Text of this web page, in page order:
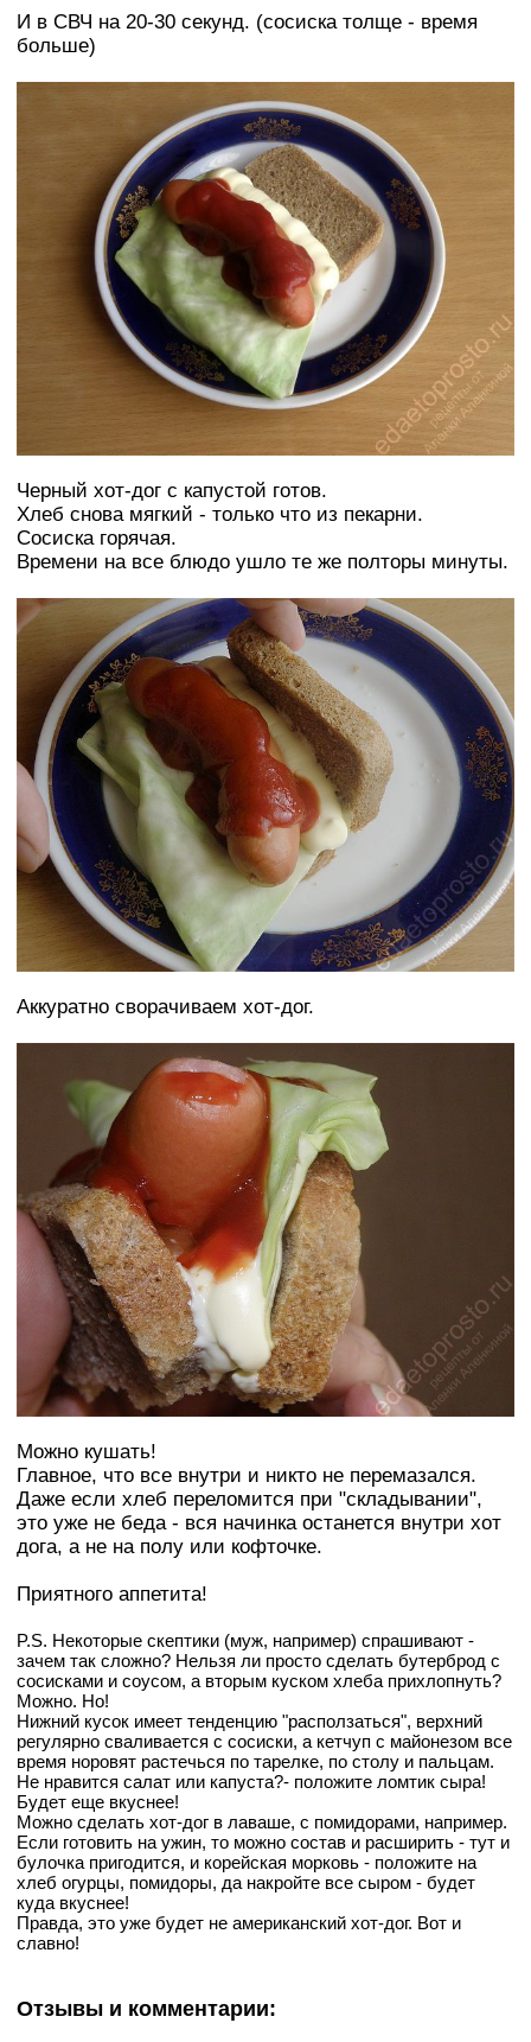
И в СВЧ на 20-30 секунд. (сосиска толще - время
больше)
Черный хот-дог с капустой готов.
Хлеб снова мягкий - только что из пекарни.
Сосиска горячая.
Времени на все блюдо ушло те же полторы минуты.
Аккуратно сворачиваем хот-дог.
Можно кушать!
Главное, что все внутри и никто не перемазался.
Даже если хлеб переломится при "складывании",
это уже не беда - вся начинка останется внутри хот
дога, а не на полу или кофточке.
Приятного аппетита!
P.S. Некоторые скептики (муж, например) спрашивают -
зачем так сложно? Нельзя ли просто сделать бутерброд с
сосисками и соусом, а вторым куском хлеба прихлопнуть?
Можно. Но!
Нижний кусок имеет тенденцию "расползаться", верхний
регулярно сваливается с сосиски, а кетчуп с майонезом все
время норовят растечься по тарелке, по столу и пальцам.
Не нравится салат или капуста?- положите ломтик сыра!
Будет еще вкуснее!
Можно сделать хот-дог в лаваше, с помидорами, например.
Если готовить на ужин, то можно состав и расширить - тут и
булочка пригодится, и корейская морковь - положите на
хлеб огурцы, помидоры, да накройте все сыром - будет
куда вкуснее!
Правда, это уже будет не американский хот-дог. Вот и
славно!
Отзывы и комментарии: